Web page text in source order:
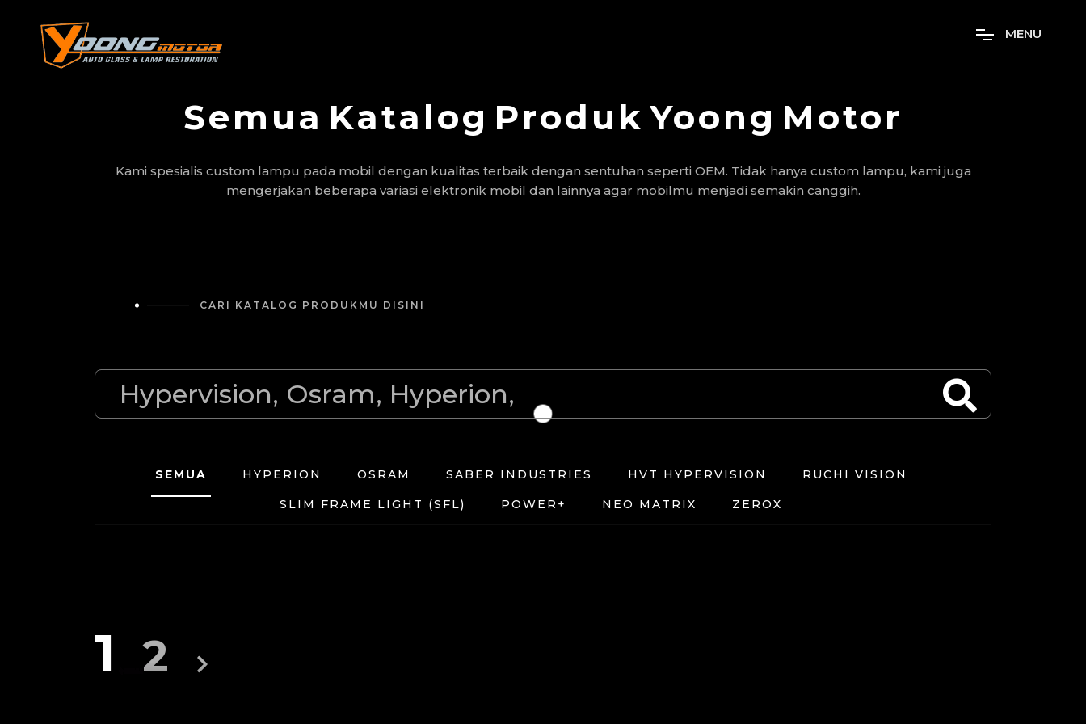
MENU
Semua Katalog Produk Yoong Motor
Kami spesialis custom lampu pada mobil dengan kualitas terbaik dengan sentuhan seperti OEM. Tidak hanya custom lampu, kami juga
mengerjakan beberapa variasi elektronik mobil dan lainnya agar mobilmu menjadi semakin canggih.
CARI KATALOG PRODUKMU DISINI
SEMUA HYPERION OSRAM SABER INDUSTRIES HVT HYPERVISION RUCHI VISION
SLIM FRAME LIGHT (SFL) POWER+ NEO MATRIX ZEROX
1 2